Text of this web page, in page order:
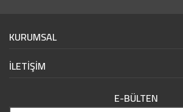
KURUMSAL
İLETİŞİM
E-BÜLTEN